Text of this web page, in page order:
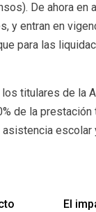
De ahora en
y entran en
para las
titulares de la
de la
El